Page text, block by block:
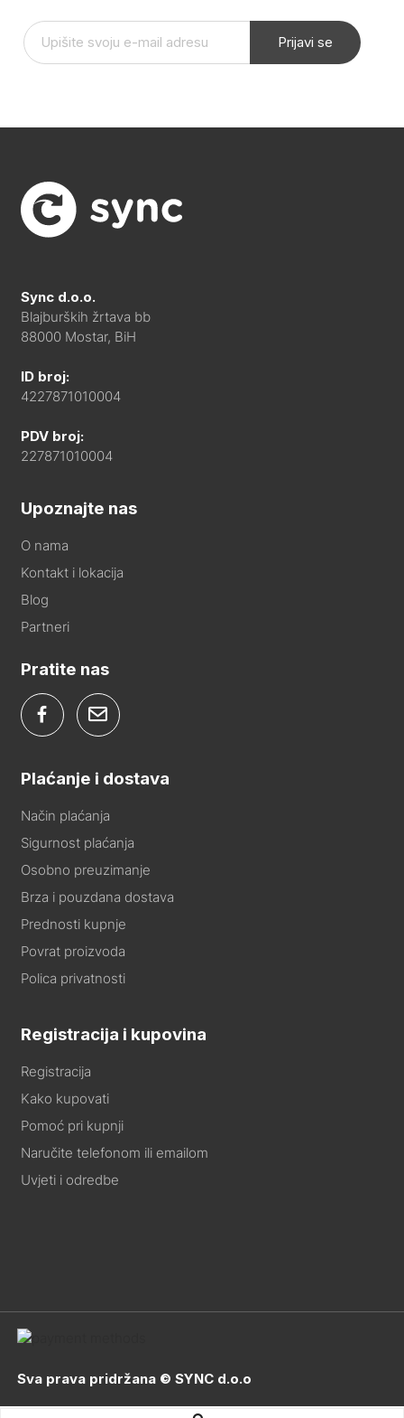
Prijavi se
Sync d.o.o.
Blajburških žrtava bb
88000 Mostar, BiH
ID broj:
4227871010004
PDV broj:
227871010004
Upoznajte nas
O nama
Kontakt i lokacija
Blog
Partneri
Pratite nas
Plaćanje i dostava
Način plaćanja
Sigurnost plaćanja
Osobno preuzimanje
Brza i pouzdana dostava
Prednosti kupnje
Povrat proizvoda
Polica privatnosti
Registracija i kupovina
Registracija
Kako kupovati
Pomoć pri kupnji
Naručite telefonom ili emailom
Uvjeti i odredbe
Sva prava pridržana © SYNC d.o.o